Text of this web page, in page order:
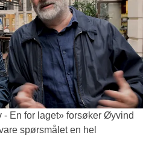
- En for laget» forsøker Øyvind
spørsmålet en hel